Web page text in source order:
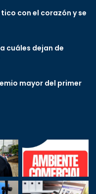
con el corazón y se
cuáles dejan de
mayor del primer